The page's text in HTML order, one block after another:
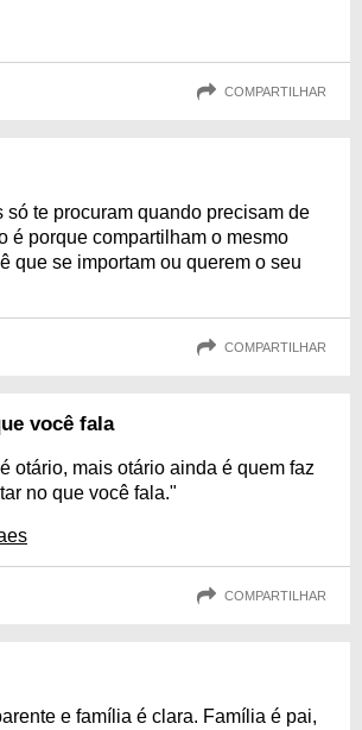
COMPARTILHAR
só te procuram quando precisam de
é porque compartilham o mesmo
que se importam ou querem o seu
COMPARTILHAR
você fala
otário, mais otário ainda é quem faz
no que você fala."
COMPARTILHAR
e família é clara. Família é pai,